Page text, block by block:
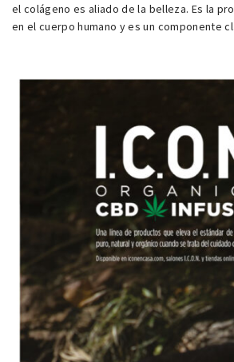
el colágeno es aliado de la belleza. Es la
en el cuerpo humano y es un componente